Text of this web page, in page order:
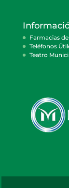
Farmacias
Teléfonos
Teatro